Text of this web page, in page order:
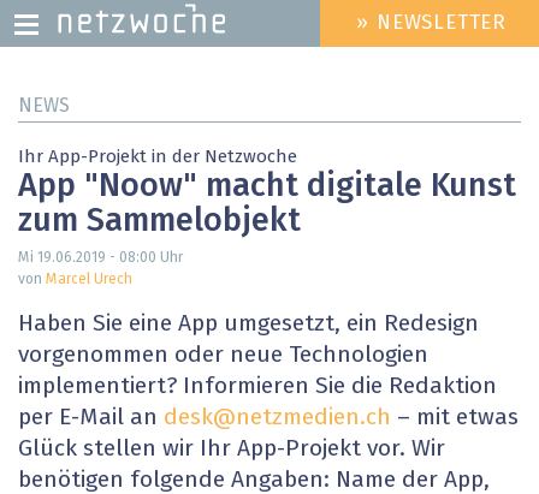
zum
HEADER
MENU
» NEWSLETTER
NEWS
Ihr App-Projekt in der Netzwoche
App "Noow" macht digitale Kunst
zum Sammelobjekt
Mi 19.06.2019 - 08:00 Uhr
von Marcel Urech
Haben Sie eine App umgesetzt, ein Redesign
vorgenommen oder neue Technologien
implementiert? Informieren Sie die Redaktion
per E-Mail an desk@netzmedien.ch – mit etwas
Glück stellen wir Ihr App-Projekt vor. Wir
benötigen folgende Angaben: Name der App,